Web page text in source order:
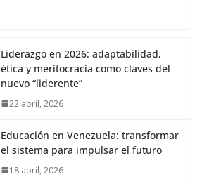
Liderazgo en 2026: adaptabilidad,
ética y meritocracia como claves del
nuevo “liderente”
22 abril, 2026
Educación en Venezuela: transformar
el sistema para impulsar el futuro
18 abril, 2026